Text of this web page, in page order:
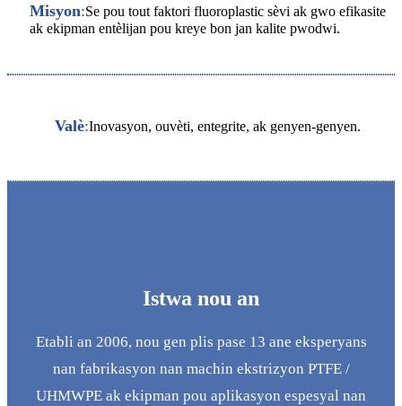
Misyon:Se pou tout faktori fluoroplastic sèvi ak gwo efikasite
ak ekipman entèlijan pou kreye bon jan kalite pwodwi.
Valè:Inovasyon, ouvèti, entegrite, ak genyen-genyen.
Istwa nou an
Etabli an 2006, nou gen plis pase 13 ane eksperyans
nan fabrikasyon nan machin ekstrizyon PTFE /
UHMWPE ak ekipman pou aplikasyon espesyal nan